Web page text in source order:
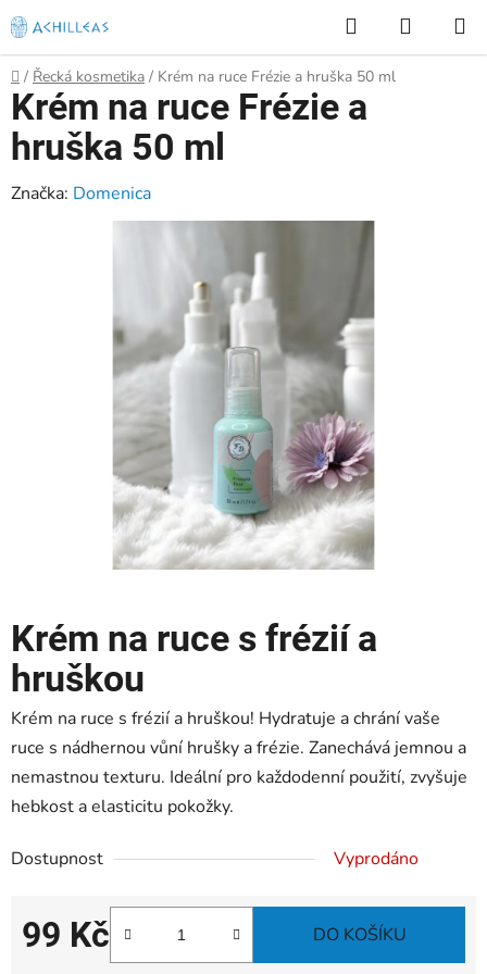
Přejít
na
obsah
Hledat
KOŠÍK
Domů
/ Řecká kosmetika / Krém na ruce Frézie a hruška 50 ml
Krém na ruce s frézií a
hruškou
Krém na ruce s frézií a hruškou! Hydratuje a chrání vaše
ruce s nádhernou vůní hrušky a frézie. Zanechává jemnou a
nemastnou texturu. Ideální pro každodenní použití, zvyšuje
hebkost a elasticitu pokožky.
Dostupnost Vyprodáno
99 Kč
Měrná cena:
DO KOŠÍKU
Krém na ruce Frézie a
hruška 50 ml
Značka: Domenica